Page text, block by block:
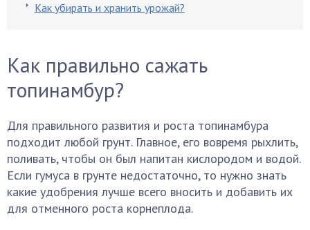
Как убирать и хранить урожай?
Как правильно сажать
топинамбур?
Для правильного развития и роста топинамбура
подходит любой грунт. Главное, его вовремя рыхлить,
поливать, чтобы он был напитан кислородом и водой.
Если гумуса в грунте недостаточно, то нужно знать
какие удобрения лучше всего вносить и добавить их
для отменного роста корнеплода.